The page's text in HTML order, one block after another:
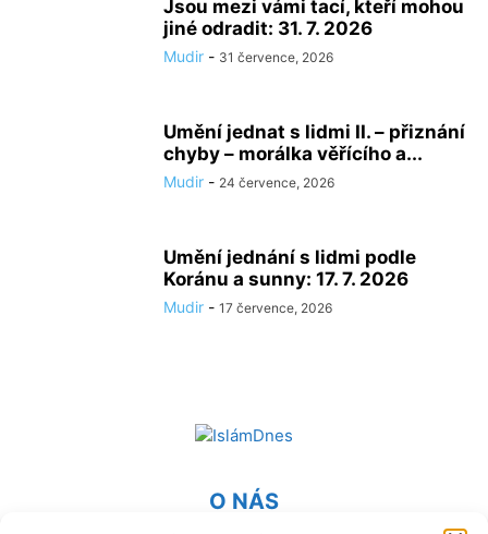
Jsou mezi vámi tací, kteří mohou
jiné odradit: 31. 7. 2026
Mudir - 31 července, 2026
Umění jednat s lidmi II. – přiznání
chyby – morálka věřícího a...
Mudir - 24 července, 2026
Umění jednání s lidmi podle
Koránu a sunny: 17. 7. 2026
Mudir - 17 července, 2026
O NÁS